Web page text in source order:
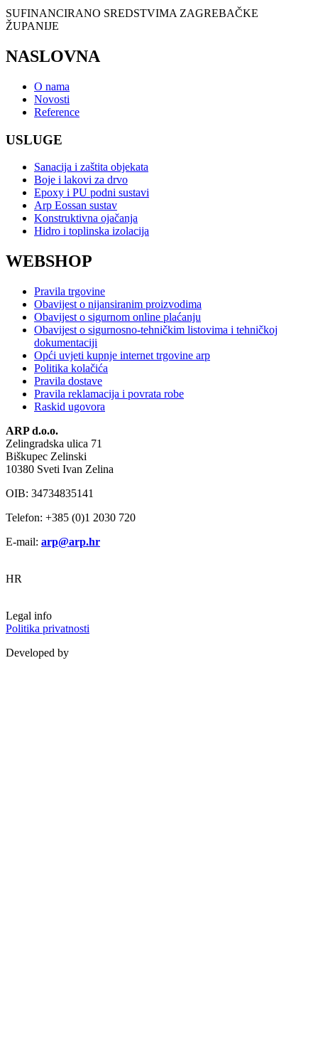
SUFINANCIRANO SREDSTVIMA ZAGREBAČKE
ŽUPANIJE
NASLOVNA
O nama
Novosti
Reference
USLUGE
Sanacija i zaštita objekata
Boje i lakovi za drvo
Epoxy i PU podni sustavi
Arp Eossan sustav
Konstruktivna ojačanja
Hidro i toplinska izolacija
WEBSHOP
Pravila trgovine
Obavijest o nijansiranim proizvodima
Obavijest o sigurnom online plaćanju
Obavijest o sigurnosno-tehničkim listovima i tehničkoj
dokumentaciji
Opći uvjeti kupnje internet trgovine arp
Politika kolačića
Pravila dostave
Pravila reklamacija i povrata robe
Raskid ugovora
ARP d.o.o.
Zelingradska ulica 71
Biškupec Zelinski
10380 Sveti Ivan Zelina
OIB: 34734835141
Telefon: +385 (0)1 2030 720
E-mail: arp@arp.hr
HR
Legal info
Politika privatnosti
Developed by